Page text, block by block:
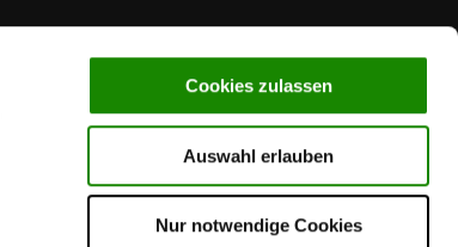
Cookies zulassen
Auswahl erlauben
Nur notwendige Cookies